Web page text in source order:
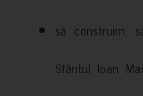
să construim,
Sfântul Ioan